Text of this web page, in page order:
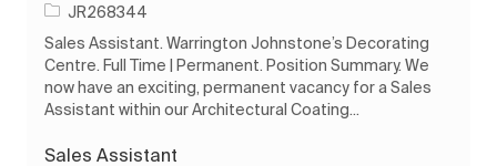
Työn tunnus
JR268344
Sales Assistant. Warrington Johnstone’s Decorating
Centre. Full Time | Permanent. Position Summary. We
now have an exciting, permanent vacancy for a Sales
Assistant within our Architectural Coating...
Sales Assistant